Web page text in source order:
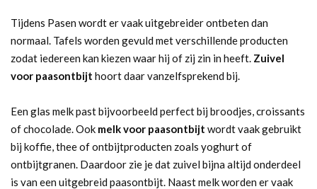
Tijdens Pasen wordt er vaak uitgebreider ontbeten dan
normaal. Tafels worden gevuld met verschillende producten
zodat iedereen kan kiezen waar hij of zij zin in heeft. Zuivel
voor paasontbijt hoort daar vanzelfsprekend bij.
Een glas melk past bijvoorbeeld perfect bij broodjes, croissants
of chocolade. Ook melk voor paasontbijt wordt vaak gebruikt
bij koffie, thee of ontbijtproducten zoals yoghurt of
ontbijtgranen. Daardoor zie je dat zuivel bijna altijd onderdeel
is van een uitgebreid paasontbijt. Naast melk worden er vaak